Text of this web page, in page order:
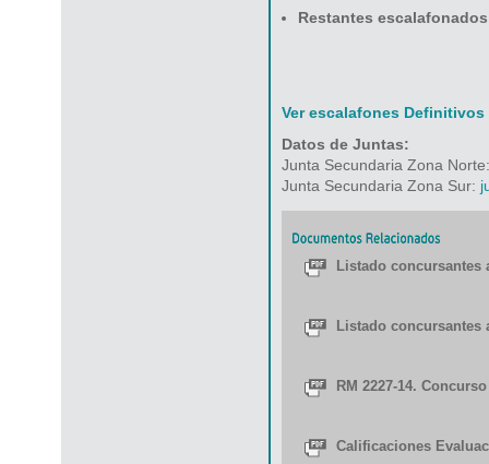
Restantes
Ver escalafones Definitivos
Datos de Juntas:
Junta Secundaria Zona
Junta Secundaria Zona Sur:
Listado concursantes
Listado
RM 2227-14.
Calificaciones